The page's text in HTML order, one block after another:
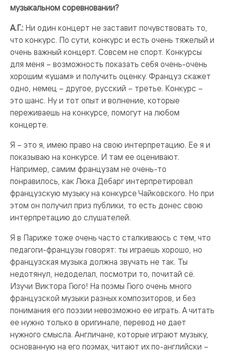
музыкальном соревновании?
А.Г.: Ни один концерт не заставит почувствовать то,
что конкурс. По сути, конкурс и есть очень тяжелый и
очень важный концерт. Совсем не спорт. Конкурсы
для меня – возможность показать себя очень-очень
хорошим «ушам» и получить оценку. Француз скажет
одно, немец – другое, русский – третье. Конкурс –
это шанс. Ну и тот опыт и волнение, которые
переживаешь на конкурсе, помогут на любом
концерте.
Я – это я, имею право на свою интерпретацию. Ее я и
показываю на конкурсе. И там ее оценивают.
Например, самим французам не очень-то
понравилось, как Люка Дебарг интерпретировал
французскую музыку на конкурсе Чайковского. Но при
этом он получил приз публики, то есть донес свою
интерпретацию до слушателей.
Я в Париже тоже очень часто сталкиваюсь с тем, что
педагоги-французы говорят: ты играешь хорошо, но
французская музыка должна звучать не так. Ты
недотянул, недоделал, посмотри то, почитай сё.
Изучи Виктора Гюго! На поэмы Гюго очень много
французской музыки разных композиторов, и без
понимания его поэзии невозможно ее играть. А читать
ее нужно только в оригинале, перевод не дает
нужного смысла. Англичане, которые играют музыку,
основанную на его поэмах, читают их по-английски –